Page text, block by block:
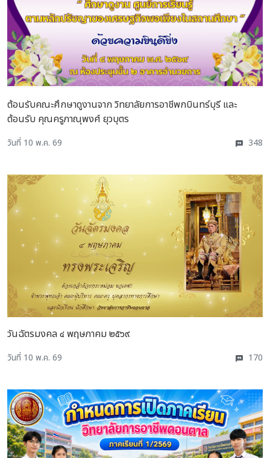
ต้อนรับคณะศึกษาดูงานจาก วิทยาลัยการอาชีพกบินทร์บุรี และ
ต้อนรับ คุณครูภาณุพงศ์ ยุวบุตร
วันที่ 10 พ.ค. 69 348
วันฉัตรมงคล ๔ พฤษภาคม ๒๕๖๙
วันที่ 10 พ.ค. 69 170